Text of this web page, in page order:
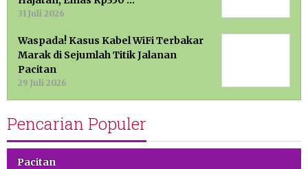
31 Juli 2026
Waspada! Kasus Kabel WiFi Terbakar
Marak di Sejumlah Titik Jalanan
Pacitan
29 Juli 2026
Pencarian Populer
Pacitan